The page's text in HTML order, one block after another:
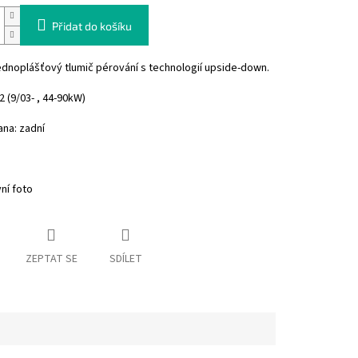
Přidat do košíku
tlumič pérování s technologií upside-down.
(9/03- , 44-90kW)
zadní
foto
ZEPTAT SE SDÍLET